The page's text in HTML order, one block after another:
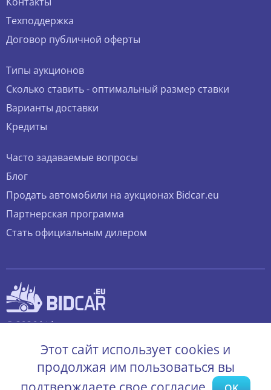
Техподдержка
Договор публичной оферты
Типы аукционов
Сколько ставить - оптимальный размер ставки
Варианты доставки
Кредиты
Часто задаваемые вопросы
Блог
Продать автомобили на аукционах Bidcar.eu
Партнерская программа
Стать официальным дилером
© 2026 bidcar.eu
Этот сайт использует cookies и
продолжая им пользоваться вы